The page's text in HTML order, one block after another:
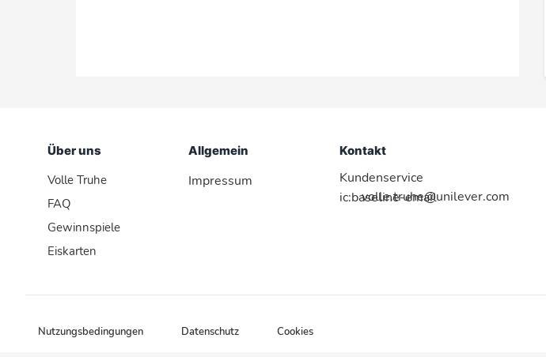
Über uns
Volle Truhe
FAQ
Gewinnspiele
Eiskarten
Allgemein
Impressum
Kontakt
Kundenservice
ic:baseline-email
volle.truhe@unilever.com
Nutzungsbedingungen Datenschutz Cookies